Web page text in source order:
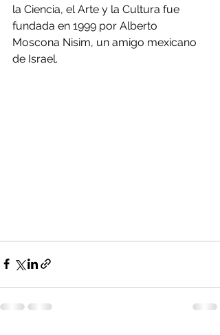
la Ciencia, el Arte y la Cultura fue
fundada en 1999 por Alberto
Moscona Nisim, un amigo mexicano
de Israel.